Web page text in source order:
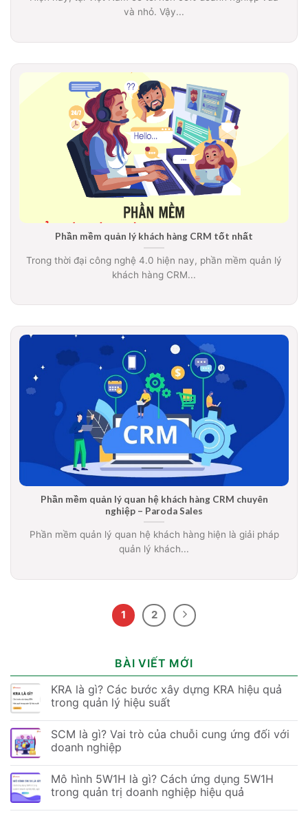
và nhỏ. Vậy...
Phần mềm quản lý khách hàng CRM tốt nhất
Trong thời đại công nghệ 4.0 hiện nay, phần mềm quản lý
khách hàng CRM...
Phần mềm quản lý quan hệ khách hàng CRM chuyên
nghiệp – Paroda Sales
Phần mềm quản lý quan hệ khách hàng hiện là giải pháp
quản lý khách...
1 2
BÀI VIẾT MỚI
KRA là gì? Các bước xây dựng KRA hiệu quả
trong quản lý hiệu suất
SCM là gì? Vai trò của chuỗi cung ứng đối với
doanh nghiệp
Mô hình 5W1H là gì? Cách ứng dụng 5W1H
trong quản trị doanh nghiệp hiệu quả